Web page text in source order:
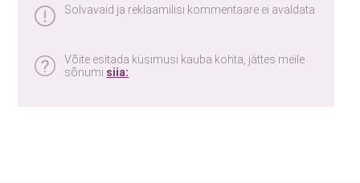
Solvavaid ja reklaamilisi kommentaare ei avaldata
Võite esitada küsimusi kauba kohta, jättes meile
sõnumi siia: